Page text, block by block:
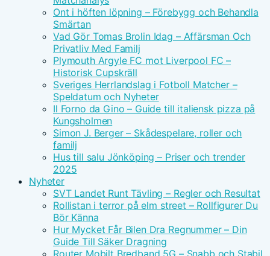
Ont i höften löpning – Förebygg och Behandla
Smärtan
Vad Gör Tomas Brolin Idag – Affärsman Och
Privatliv Med Familj
Plymouth Argyle FC mot Liverpool FC –
Historisk Cupskräll
Sveriges Herrlandslag i Fotboll Matcher –
Speldatum och Nyheter
Il Forno da Gino – Guide till italiensk pizza på
Kungsholmen
Simon J. Berger – Skådespelare, roller och
familj
Hus till salu Jönköping – Priser och trender
2025
Nyheter
SVT Landet Runt Tävling – Regler och Resultat
Rollistan i terror på elm street – Rollfigurer Du
Bör Känna
Hur Mycket Får Bilen Dra Regnummer – Din
Guide Till Säker Dragning
Router Mobilt Bredband 5G – Snabb och Stabil